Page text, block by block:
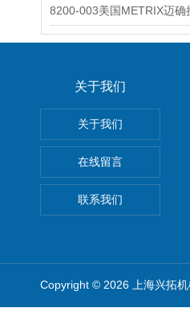
8200-003美国METRIX迈确
关于我们
关于我们
在线留言
联系我们
Copyright © 2026 上海兴拓